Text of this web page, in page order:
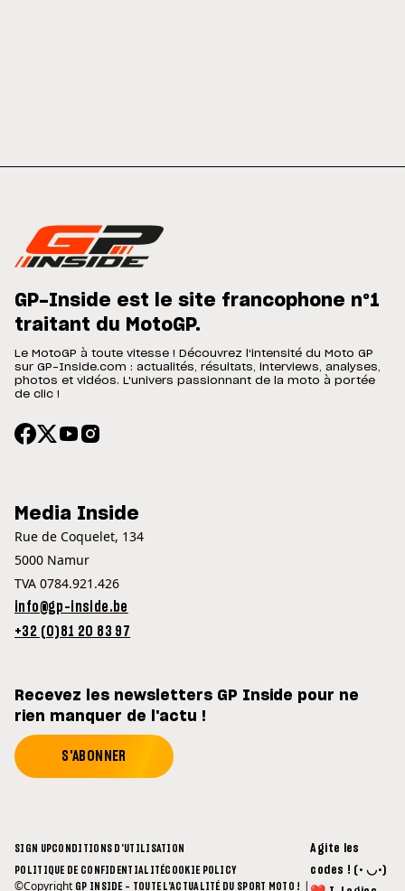
GP-Inside est le site francophone n°1
traitant du MotoGP.
Le MotoGP à toute vitesse ! Découvrez l'intensité du Moto GP
sur GP-Inside.com : actualités, résultats, interviews, analyses,
photos et vidéos. L'univers passionnant de la moto à portée
de clic !
Media Inside
Rue de Coquelet, 134
5000 Namur
TVA 0784.921.426
info@gp-inside.be
+32 (0)81 20 83 97
Recevez les newsletters GP Inside pour ne
rien manquer de l'actu !
S'ABONNER
SIGN UPCONDITIONS D'UTILISATION
POLITIQUE DE CONFIDENTIALITÉCOOKIE POLICY
©Copyright GP INSIDE - TOUTE L'ACTUALITÉ DU SPORT MOTO ! |
Agite les
codes ! (• ◡•)